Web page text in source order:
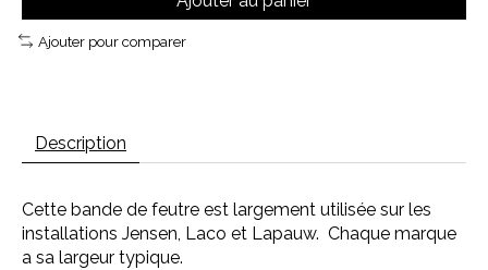
Ajouter pour comparer
Description
Cette bande de feutre est largement utilisée sur les
installations Jensen, Laco et Lapauw. Chaque marque
a sa largeur typique.